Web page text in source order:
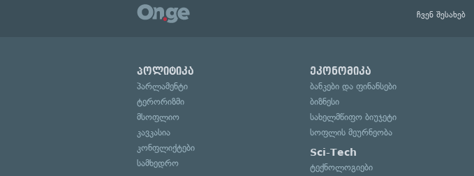
ჩვენ შესახებ
პოლიტიკა
პარლამენტი
ტერორიზმი
მსოფლიო
კავკასია
კონფლიქტები
სამხედრო
ეკონომიკა
ბანკები და ფინანსები
ბიზნესი
სახელმწიფო ბიუჯეტი
სოფლის მეურნეობა
Sci-Tech
ტექნოლოგიები